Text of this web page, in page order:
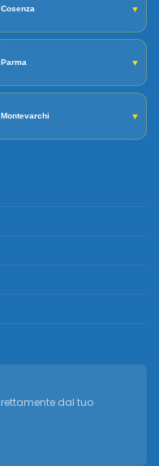
Cosenza ▼
Parma ▼
Montevarchi ▼
dal tuo